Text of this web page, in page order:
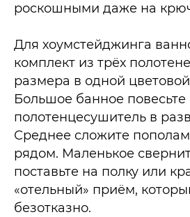
роскошными даже на
Для хоумстейджинга
комплект из трёх
размера в одной
Большое банное повесьте
полотенцесушитель в
Среднее сложите пополам
рядом. Маленькое
поставьте на полку или
«отельный» приём,
безотказно.